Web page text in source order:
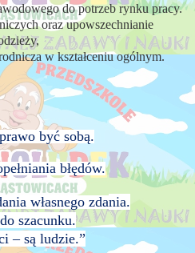
do potrzeb rynku pracy.
oraz upowszechnianie
w kształceniu ogólnym.
być sobą.
błędów.
własnego zdania.
szacunku.
– są ludzie.”